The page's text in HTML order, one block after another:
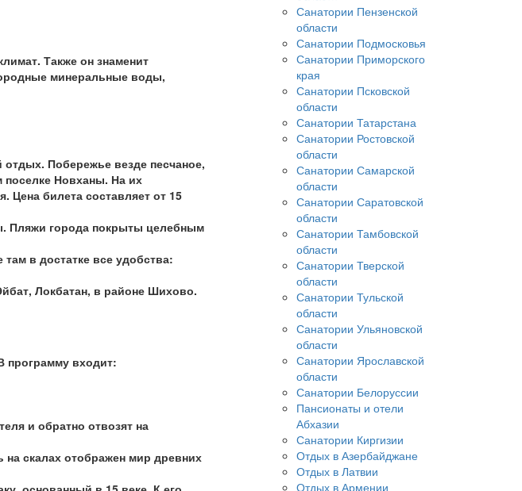
Также он знаменит
минеральные воды,
Побережье везде песчаное,
поселке Новханы. На их
Цена билета составляет от 15
Пляжи города покрыты целебным
в достатке все удобства:
Локбатан, в районе Шихово.
программу входит:
и обратно отвозят на
на скалах отображен мир древних
Санатории Пензенской
области
Санатории Подмосковья
Санатории Приморского
края
Санатории Псковской
области
Санатории Татарстана
Санатории Ростовской
области
Санатории Самарской
области
Санатории Саратовской
области
Санатории Тамбовской
области
Санатории Тверской
области
Санатории Тульской
области
Санатории Ульяновской
области
Санатории Ярославской
области
Санатории Белоруссии
Пансионаты и отели
Абхазии
Санатории Киргизии
Отдых в Азербайджане
Отдых в Латвии
Отдых в Армении